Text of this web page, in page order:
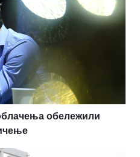
обележили